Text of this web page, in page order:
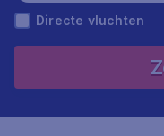
Directe vluchten